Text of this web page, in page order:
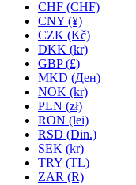
CHF (CHF)
CNY (¥)
CZK (Kč)
DKK (kr)
GBP (£)
MKD (Ден)
NOK (kr)
PLN (zł)
RON (lei)
RSD (Din.)
SEK (kr)
TRY (TL)
ZAR (R)